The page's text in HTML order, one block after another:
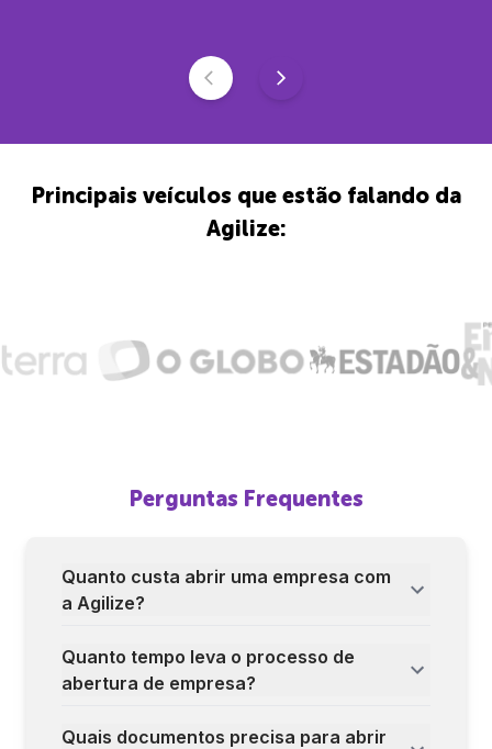
Principais veículos que estão falando da
Agilize:
Perguntas Frequentes
Quanto custa abrir uma empresa com
a Agilize?
Quanto tempo leva o processo de
abertura de empresa?
Quais documentos precisa para abrir